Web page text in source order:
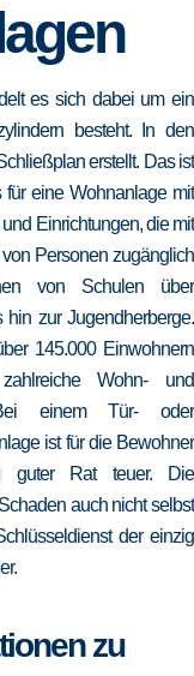
es sich dabei um ein
besteht. In den
erstellt. Das ist
eine Wohnanlage mit
Einrichtungen, die mit
Personen zugänglich
von Schulen über
hin zur Jugendherberge.
145.000 Einwohnern
Wohn- und
einem Tür- oder
ist für die Bewohner
guter Rat teuer. Die
auch nicht selbst
der einzig
zu